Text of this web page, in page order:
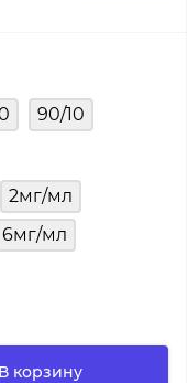
90/10
2мг/мл
6мг/мл
В корзину